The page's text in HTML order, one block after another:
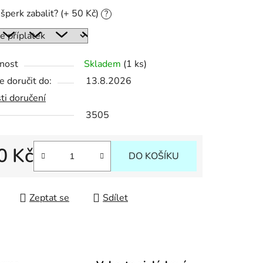
zabalit? (+ 50 Kč) ?
Skladem (1 ks)
doručit do:
13.8.2026
doručení
3505
Kč DO KOŠÍKU
Zeptat se Sdílet